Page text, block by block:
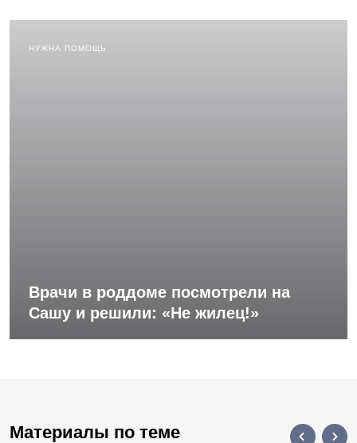
НУЖНА ПОМОЩЬ
Врачи в роддоме посмотрели на
Сашу и решили: «Не жилец!»
Материалы по теме